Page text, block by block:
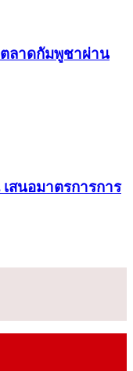
ตลาดกัมพูชาผ่าน
สนอมาตรการการ